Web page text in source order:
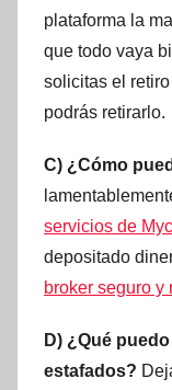
plataforma la
que todo vaya
solicitas el
podrás retirarlo.
C) ¿Cómo
servicios de
depositado
broker seguro y
D) ¿Qué
estafados?